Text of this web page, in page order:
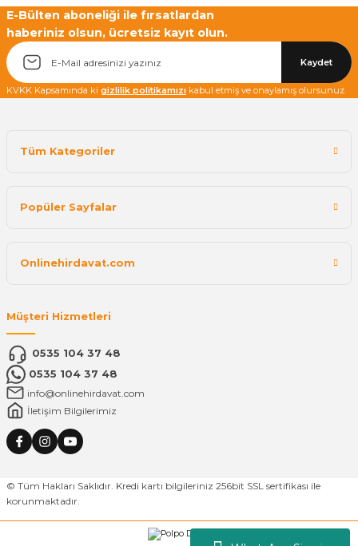
E-Bülten aboneliği ile fırsatlardan
haberiniz olsun, ücretsiz kayıt olun.
Kaydet
KVKK Kapsamında ki gizlilik politikamızı kabul etmiş ve onaylamış olursunuz.
Tüm Kategoriler
Popüler Sayfalar
Onlinehirdavat.com
Müşteri Hizmetleri
0535 104 37 48
0535 104 37 48
info@onlinehirdavat.com
İletişim Bilgilerimiz
© Tüm Hakları Saklıdır. Kredi kartı bilgileriniz 256bit SSL sertifikası ile
korunmaktadır.